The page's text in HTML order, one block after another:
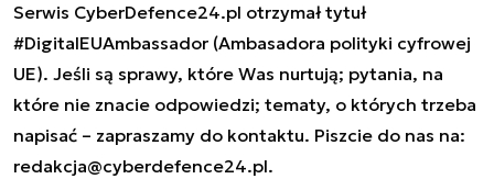
Serwis CyberDefence24.pl otrzymał tytuł
#DigitalEUAmbassador (Ambasadora polityki cyfrowej
UE). Jeśli są sprawy, które Was nurtują; pytania, na
które nie znacie odpowiedzi; tematy, o których trzeba
napisać – zapraszamy do kontaktu. Piszcie do nas na:
redakcja@cyberdefence24.pl.